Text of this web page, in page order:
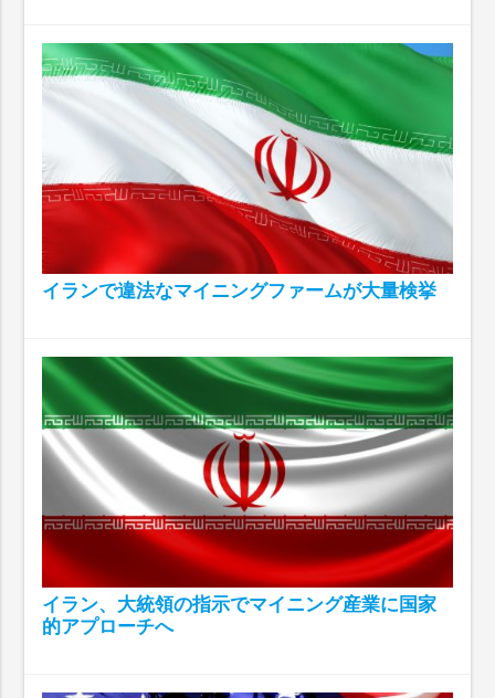
イランで違法なマイニングファームが大量検挙
イラン、大統領の指示でマイニング産業に国家
的アプローチへ